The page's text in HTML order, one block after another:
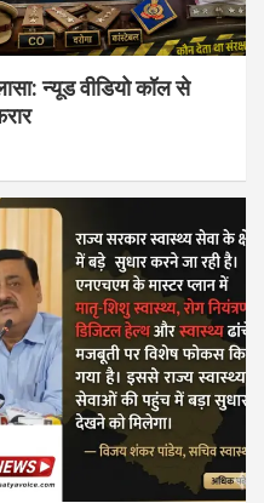
न्यूड वीडियो कॉल से